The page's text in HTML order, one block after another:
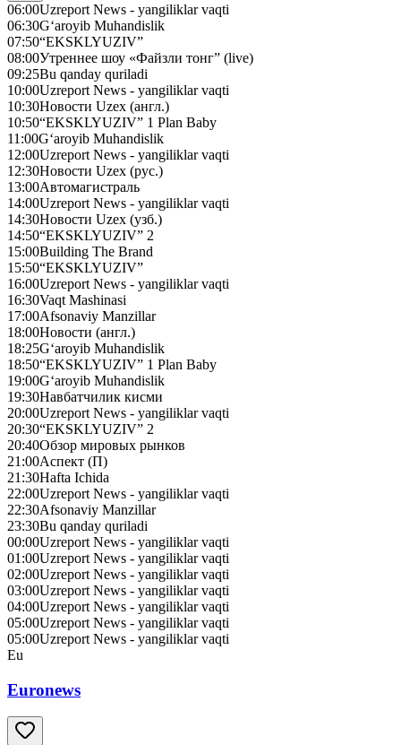
06:00Uzreport News - yangiliklar vaqti
06:30G‘aroyib Muhandislik
07:50“EKSKLYUZIV”
08:00Утреннее шоу «Файзли тонг” (live)
09:25Bu qanday quriladi
10:00Uzreport News - yangiliklar vaqti
10:30Новости Uzex (англ.)
10:50“EKSKLYUZIV” 1 Plan Baby
11:00G‘aroyib Muhandislik
12:00Uzreport News - yangiliklar vaqti
12:30Новости Uzex (рус.)
13:00Автомагистраль
14:00Uzreport News - yangiliklar vaqti
14:30Новости Uzex (узб.)
14:50“EKSKLYUZIV” 2
15:00Building The Brand
15:50“EKSKLYUZIV”
16:00Uzreport News - yangiliklar vaqti
16:30Vaqt Mashinasi
17:00Afsonaviy Manzillar
18:00Новости (англ.)
18:25G‘aroyib Muhandislik
18:50“EKSKLYUZIV” 1 Plan Baby
19:00G‘aroyib Muhandislik
19:30Навбатчилик кисми
20:00Uzreport News - yangiliklar vaqti
20:30“EKSKLYUZIV” 2
20:40Обзор мировых рынков
21:00Аспект (П)
21:30Hafta Ichida
22:00Uzreport News - yangiliklar vaqti
22:30Afsonaviy Manzillar
23:30Bu qanday quriladi
00:00Uzreport News - yangiliklar vaqti
01:00Uzreport News - yangiliklar vaqti
02:00Uzreport News - yangiliklar vaqti
03:00Uzreport News - yangiliklar vaqti
04:00Uzreport News - yangiliklar vaqti
05:00Uzreport News - yangiliklar vaqti
05:00Uzreport News - yangiliklar vaqti
Eu
Euronews